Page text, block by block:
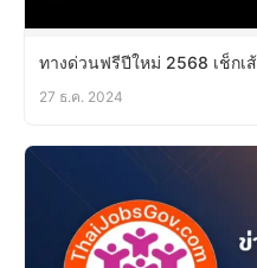
ทางด่วนฟรีปีใหม่ 2568 เช็กเ
27 ธ.ค. 2024